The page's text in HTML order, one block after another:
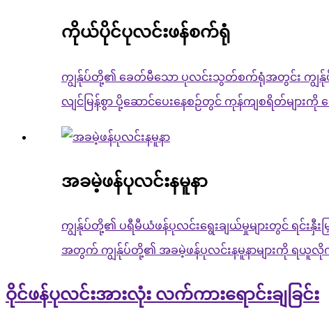
ကိုယ်ပိုင်ပုလင်းဖန်စက်ရုံ
ကျွန်ုပ်တို့၏ ခေတ်မီသော ပုလင်းသွတ်စက်ရုံအတွင်း ကျွန်ုပ်တို့
လျင်မြန်စွာ ပို့ဆောင်ပေးနေစဉ်တွင် ကုန်ကျစရိတ်များကို
အခမဲ့ဖန်ပုလင်းနမူနာ
ကျွန်ုပ်တို့၏ ပရီမီယံဖန်ပုလင်းရွေးချယ်မှုများတွင် ရင်းနှီ
အတွက် ကျွန်ုပ်တို့၏ အခမဲ့ဖန်ပုလင်းနမူနာများကို ရယူလို
ဝိုင်ဖန်ပုလင်းအားလုံး လက်ကားရောင်းချခြင်း